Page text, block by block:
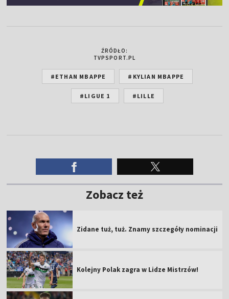
ŹRÓDŁO:
TVPSPORT.PL
#ETHAN MBAPPE #KYLIAN MBAPPE
#LIGUE 1 #LILLE
Zobacz też
Zidane tuż, tuż. Znamy szczegóły nominacji
Kolejny Polak zagra w Lidze Mistrzów!